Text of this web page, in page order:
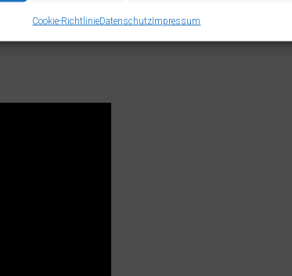
Cookie-RichtlinieDatenschutzImpressum